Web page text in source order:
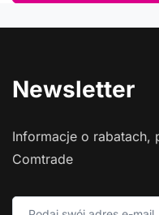
Newsletter
Informacje o rabatach,
Comtrade